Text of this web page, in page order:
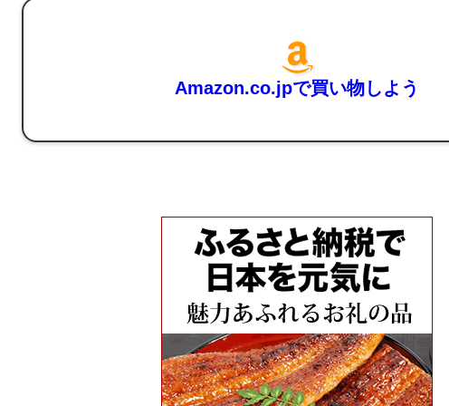
Amazon.co.jpで買い物しよう